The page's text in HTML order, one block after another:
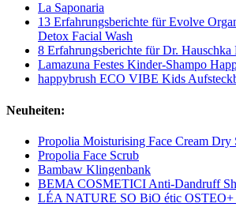
La Saponaria
13 Erfahrungsberichte für Evolve
Detox Facial Wash
8 Erfahrungsberichte für Dr. Hauschka
Lamazuna Festes Kinder-Shampo
happybrush ECO VIBE Kids
Neuheiten:
Propolia Moisturising Face Cream Dry
Propolia Face Scrub
Bambaw Klingenbank
BEMA COSMETICI Anti-Dandruff
LÉA NATURE SO BiO étic OSTEO+